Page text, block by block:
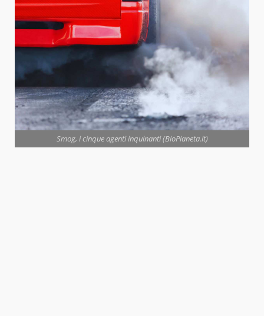
Smog, i cinque agenti inquinanti (BioPianeta.it)